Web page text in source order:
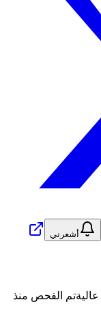
أشعرني
عاليةتم الفحص منذ